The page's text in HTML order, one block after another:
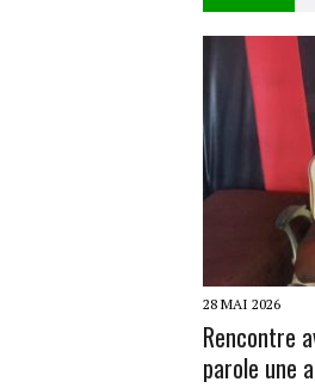
28 MAI 2026
Rencontre
parole une